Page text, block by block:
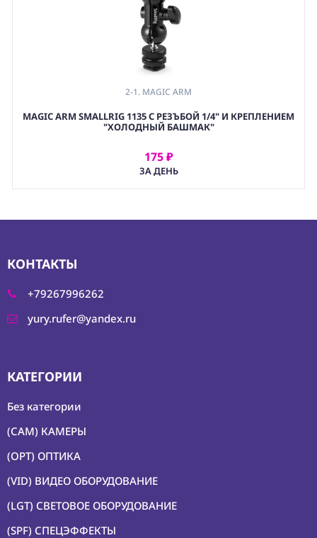
2-1. MAGIC ARM
4-1B. ВИДЕОСЕНДЕРЫ 一 АКСЕССУАРЫ
MAGIC ARM SMALLRIG 1135 С РЕЗЪБОЙ 1/4" И КРЕПЛЕНИЕМ
"ХОЛОДНЫЙ БАШМАК"
175 ₽
ЗА ДЕНЬ
АРЕНДОВАТЬ
КОНТАКТЫ
+79267996262
yury.rufer@yandex.ru
КАТЕГОРИИ
Без категории
(CAM) КАМЕРЫ
(OPT) ОПТИКА
(VID) ВИДЕО ОБОРУДОВАНИЕ
(LGT) СВЕТОВОЕ ОБОРУДОВАНИЕ
(SPF) СПЕЦЭФФЕКТЫ